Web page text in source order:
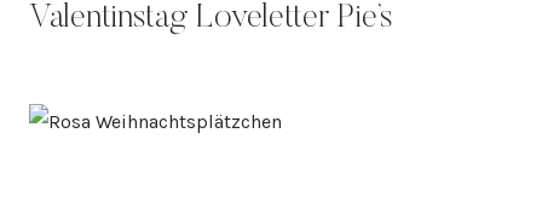
Valentinstag Loveletter Pie’s